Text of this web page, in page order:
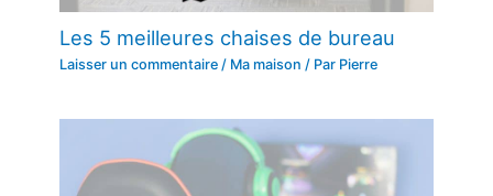
Les 5 meilleures chaises de bureau
Laisser un commentaire / Ma maison / Par Pierre